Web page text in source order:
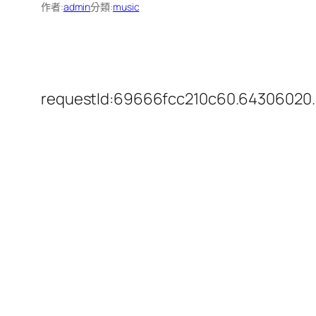
作者:admin分類:music
requestId:69666fcc210c60.64306020.